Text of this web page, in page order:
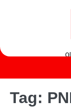
Tag: